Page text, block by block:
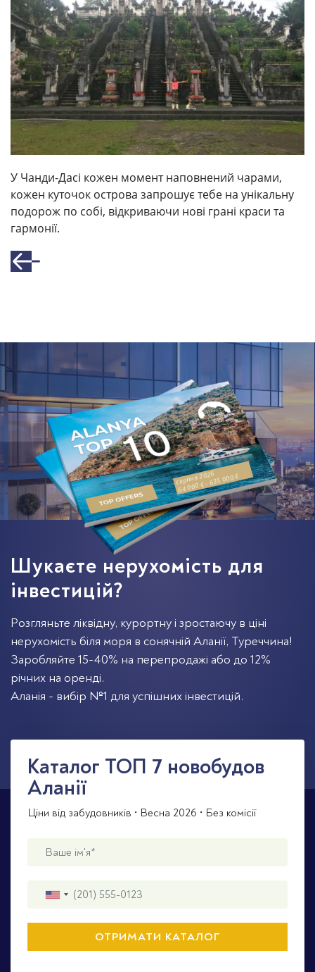
У Чанди-Дасі кожен момент наповнений чарами,
кожен куточок острова запрошує тебе на унікальну
подорож по собі, відкриваючи нові грані краси та
гармонії.
серпня 2026
64 000 € - 635 000 €
Шукаєте нерухомість для
інвестицій?
Розгляньте ліквідну, курортну і зростаючу в ціні
нерухомість біля моря в сонячній Аланії, Туреччина!
Заробляйте 15-40% на перепродажі або до 12%
річних на оренді.
Аланія - вибір №1 для успішних інвестицій.
Каталог TOП 7 новобудов
Аланії
Ціни від забудовників • Весна 2026 • Без комісії